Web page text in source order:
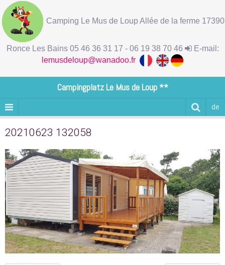
Camping Le Mus de Loup Allée de la ferme 17390
Ronce Les Bains 05 46 36 31 17 - 06 19 38 70 46
E-mail:
lemusdeloup@wanadoo.fr
Campingplatz Le Mus de Loup **
de
20210623 132058